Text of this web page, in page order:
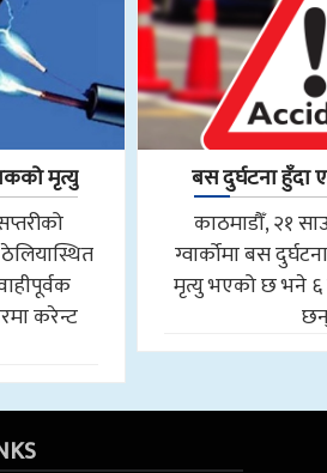
मृत्यु
करेन्ट
बस दुर्घटना
काठमाडौँ, २१
ग्वार्कोमा बस
मृत्यु भएको छ भने